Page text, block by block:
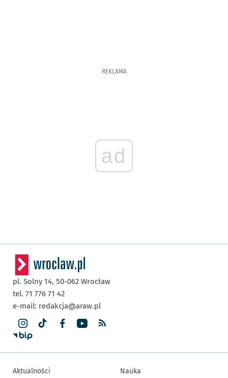
REKLAMA
ad
pl. Solny 14, 50-062 Wrocław
tel. 71 776 71 42
e-mail: redakcja@araw.pl
Aktualności Nauka